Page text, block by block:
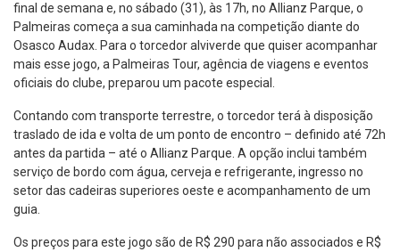
final de semana e, no sábado (31), às 17h, no Allianz Parque, o
Palmeiras começa a sua caminhada na competição diante do
Osasco Audax. Para o torcedor alviverde que quiser acompanhar
mais esse jogo, a Palmeiras Tour, agência de viagens e eventos
oficiais do clube, preparou um pacote especial.
Contando com transporte terrestre, o torcedor terá à disposição
traslado de ida e volta de um ponto de encontro – definido até 72h
antes da partida – até o Allianz Parque. A opção inclui também
serviço de bordo com água, cerveja e refrigerante, ingresso no
setor das cadeiras superiores oeste e acompanhamento de um
guia.
Os preços para este jogo são de R$ 290 para não associados e R$